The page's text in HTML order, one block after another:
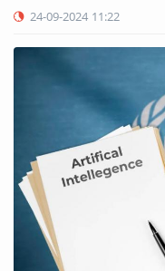
24-09-2024 11:22